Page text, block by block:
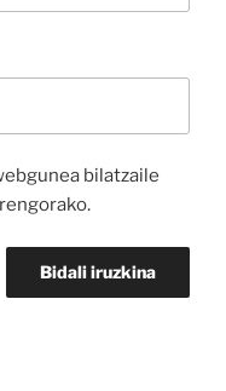
bilatzaile